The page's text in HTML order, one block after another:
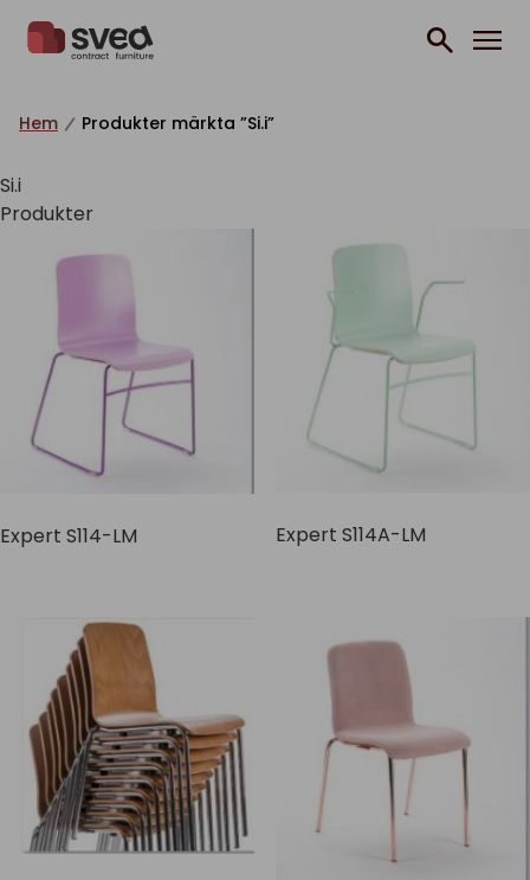
Hem Produkter märkta ”Si.i”
Si.i
Produkter
Expert S114-LM Expert S114A-LM